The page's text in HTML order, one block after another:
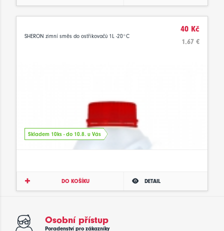
SHERON zimní směs do ostřikovačů 1L -20°C
40 Kč
1.67 €
Skladem 10ks - do 10.8. u Vás
DO KOŠÍKU DETAIL
Osobní přístup
Poradenství pro zákazníky